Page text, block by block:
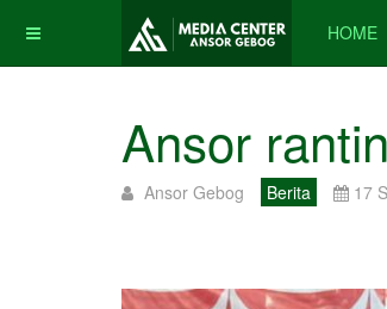
HOME
Ansor
Ansor Gebog Berita 17